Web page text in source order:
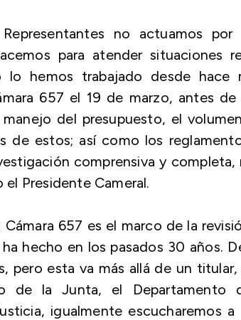
no actuamos
para atender situaciones
lo hemos trabajado desde
657 el 19 de marzo, antes
del presupuesto, el
de estos; así como los
comprensiva y
Presidente Cameral.
Cámara 657 es el marco de la
hecho en los pasados 30 años.
pero esta va más allá de un
de la Junta, el Departamento
igualmente escucharemos